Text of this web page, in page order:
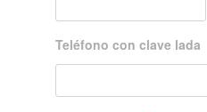
Teléfono con clave lada